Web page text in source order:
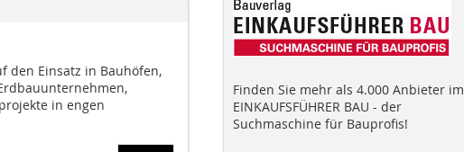
den Einsatz in Bauhöfen,
in engen
Finden Sie mehr als 4.000 Anbieter im
EINKAUFSFÜHRER BAU - der
Suchmaschine für Bauprofis!